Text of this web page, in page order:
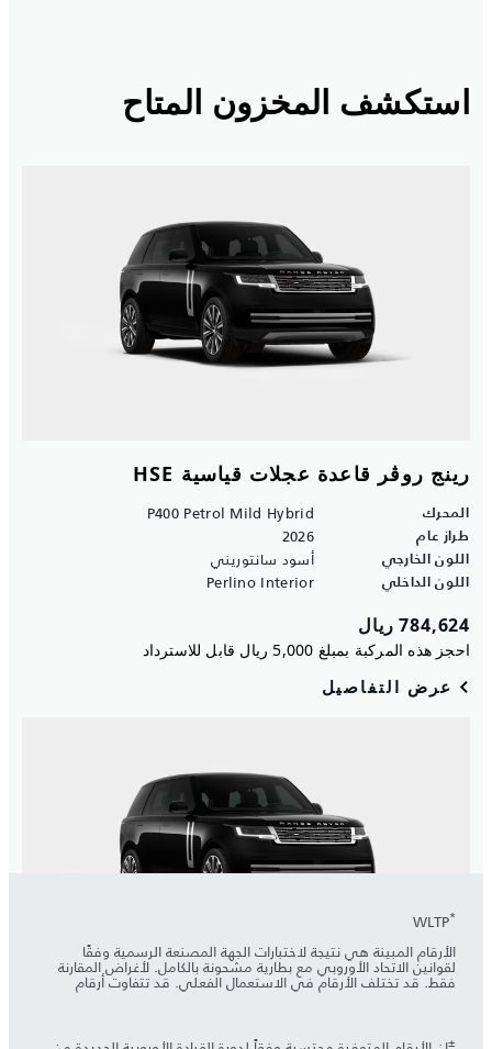
*
WLTP
الأرقام المبينة هي نتيجة لاختبارات الجهة المصنعة الرسمية وفقًا
لقوانين الاتحاد الأوروبي مع بطارية مشحونة بالكامل. لأغراض المقارنة
فقط. قد تختلف الأرقام في الاستعمال الفعلي. قد تتفاوت أرقام
±